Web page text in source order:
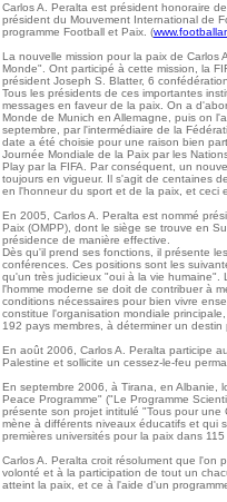
Carlos A. Peralta est président honoraire
président du Mouvement International de
programme Football et Paix. (
La nouvelle mission pour la paix de Carlos
Monde". Ont participé à cette mission, la
président Joseph S. Blatter, 6
Tous les présidents de ces importantes
messages en faveur de la paix. On a
Monde de Munich en Allemagne, puis on
septembre, par l'intermédiaire de la
date a été choisie pour une raison bien
Journée Mondiale de la Paix par les
Play par la FIFA. Par conséquent, un
toujours en vigueur. Il s'agit de centaines
en l'honneur du sport et de la paix, et ceci
En 2005, Carlos A. Peralta est nommé
Paix (OMPP), dont le siège se trouve en
présidence de manière effective.
Dès qu'il prend ses fonctions, il présente
conférences. Ces positions sont les
qu'un très judicieux "oui à la vie
l'homme moderne se doit de contribuer à
conditions nécessaires pour bien vivre
constitue l'organisation mondiale
192 pays membres, à déterminer un
En août 2006, Carlos A. Peralta participe
Palestine et sollicite un cessez-le-feu
En septembre 2006, à Tirana, en Albanie,
Peace Programme" ("Le Programme
présente son projet intitulé "Tous pour
mène à différents niveaux éducatifs et qui
premières universités pour la paix dans
Carlos A. Peralta croit résolument que l'on
volonté et à la participation de tout un
atteint la paix, et ce à l'aide d'un